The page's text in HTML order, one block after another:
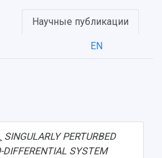
Научные публикации
EN
SINGULARLY PERTURBED
DIFFERENTIAL SYSTEM